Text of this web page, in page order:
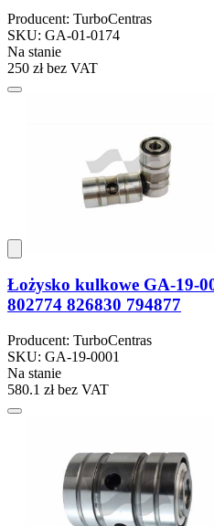
Producent: TurboCentras
SKU: GA-01-0174
Na stanie
250 złbez VAT
Łożysko kulkowe GA-19-
802774 826830 794877
Producent: TurboCentras
SKU: GA-19-0001
Na stanie
580.1 złbez VAT